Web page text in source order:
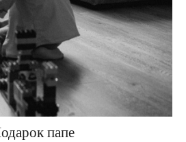
папе